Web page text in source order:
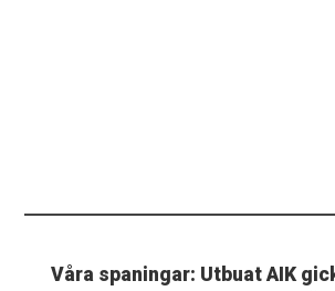
Våra spaningar: Utbuat AIK